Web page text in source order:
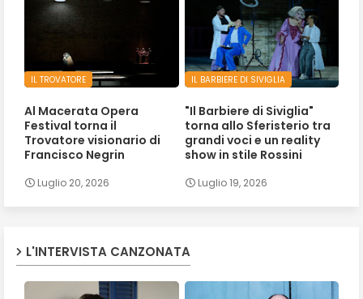
IL TROVATORE
Al Macerata Opera
Festival torna il
Trovatore visionario di
Francisco Negrin
Luglio 20, 2026
IL BARBIERE DI SIVIGLIA
"Il Barbiere di Siviglia"
torna allo Sferisterio tra
grandi voci e un reality
show in stile Rossini
Luglio 19, 2026
L'INTERVISTA CANZONATA